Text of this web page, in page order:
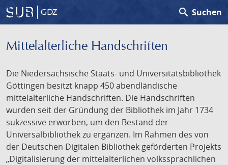
GDZ search Suchen
Mittelalterliche Handschriften
Die Niedersächsische Staats- und Universitätsbibliothek
Göttingen besitzt knapp 450 abendländische
mittelalterliche Handschriften. Die Handschriften
wurden seit der Gründung der Bibliothek im Jahr 1734
sukzessive erworben, um den Bestand der
Universalbibliothek zu ergänzen. Im Rahmen des von
der Deutschen Digitalen Bibliothek geförderten Projekts
„Digitalisierung der mittelalterlichen volkssprachlichen